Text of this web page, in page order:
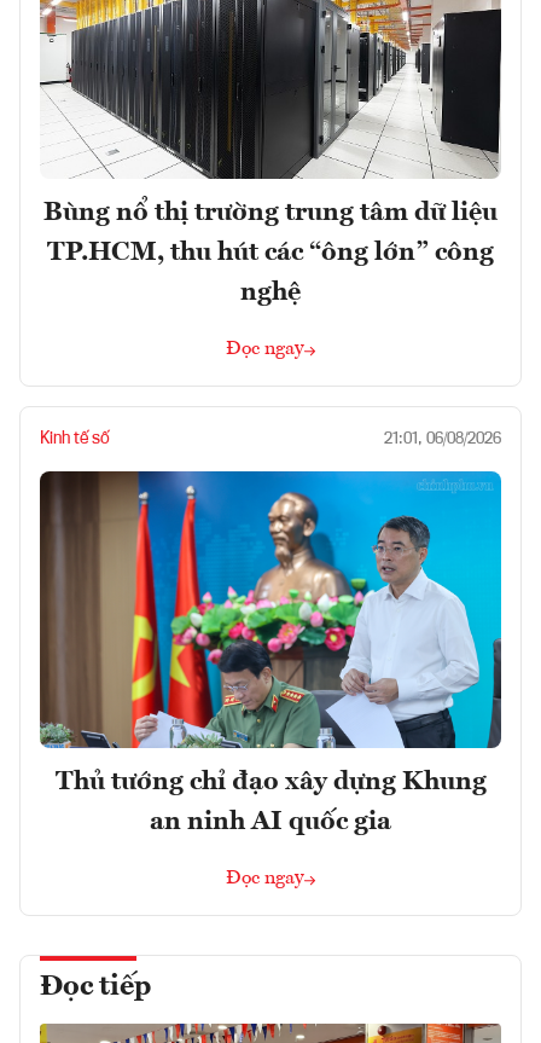
Bùng nổ thị trường trung tâm dữ liệu
TP.HCM, thu hút các “ông lớn” công
nghệ
Đọc ngay
Kinh tế số 21:01, 06/08/2026
Thủ tướng chỉ đạo xây dựng Khung
an ninh AI quốc gia
Đọc ngay
Đọc tiếp